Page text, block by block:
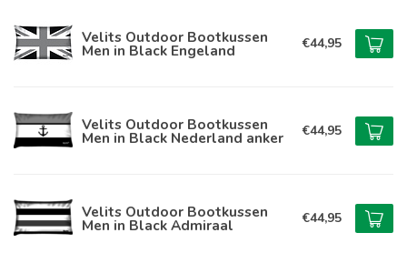
Velits Outdoor Bootkussen
Men in Black Engeland €44,95
Velits Outdoor Bootkussen
Men in Black Nederland anker €44,95
Velits Outdoor Bootkussen
Men in Black Admiraal €44,95